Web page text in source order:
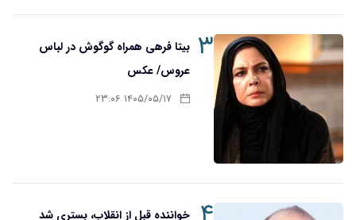
۳ بیتا فرهی همراه گوگوش در لباس
عروس/ عکس
۱۴۰۵/۰۵/۱۷ ۲۳:۰۶
خواننده قبل از انقلاب، بستری شد